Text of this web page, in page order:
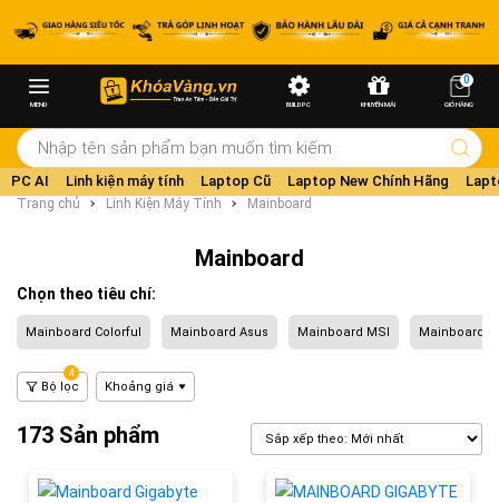
MENU BUILD PC KHUYẾN MÃI
0
GIỎ HÀNG
PC AI Linh kiện máy tính Laptop Cũ Laptop New Chính Hãng
Trang chủ Linh Kiện Máy Tính Mainboard
Mainboard
Chọn theo tiêu chí:
Mainboard Colorful Mainboard Asus Mainboard MSI Mainboard
Bộ lọc
4
Khoảng giá
173 Sản phẩm